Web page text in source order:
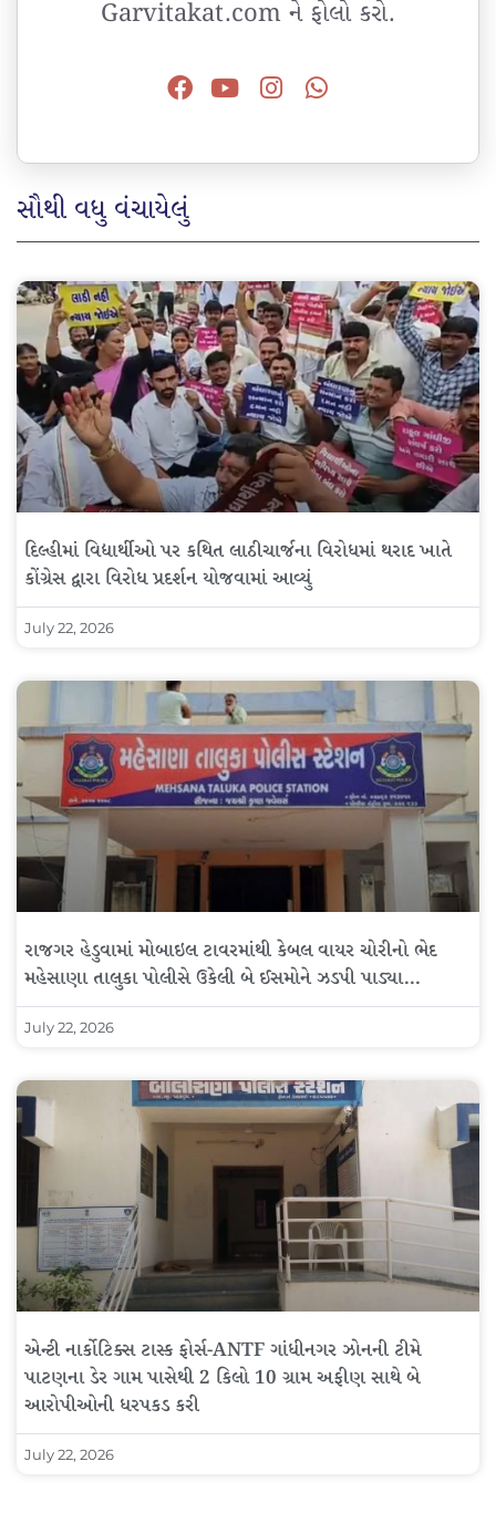
Garvitakat.com ને ફોલો કરો.
સૌથી વધુ વંચાયેલું
દિલ્હીમાં વિદ્યાર્થીઓ પર કથિત લાઠીચાર્જના વિરોધમાં થરાદ ખાતે
કોંગ્રેસ દ્વારા વિરોધ પ્રદર્શન યોજવામાં આવ્યું
July 22, 2026
રાજગર હેડુવામાં મોબાઇલ ટાવરમાંથી કેબલ વાયર ચોરીનો ભેદ
મહેસાણા તાલુકા પોલીસે ઉકેલી બે ઈસમોને ઝડપી પાડ્યા…
July 22, 2026
એન્ટી નાર્કોટિક્સ ટાસ્ક ફોર્સ-ANTF ગાંધીનગર ઝોનની ટીમે
પાટણના ડેર ગામ પાસેથી 2 કિલો 10 ગ્રામ અફીણ સાથે બે
આરોપીઓની ધરપકડ કરી
July 22, 2026